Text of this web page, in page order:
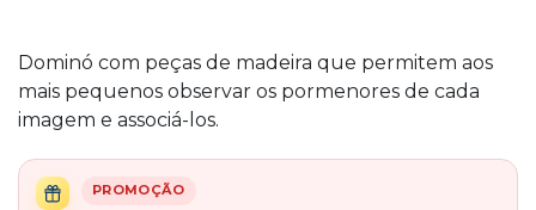
Dominó com peças de madeira que permitem aos
mais pequenos observar os pormenores de cada
imagem e associá-los.
PROMOÇÃO